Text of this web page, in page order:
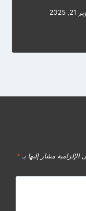
2025
الإلزامية مشار إليها بـ *